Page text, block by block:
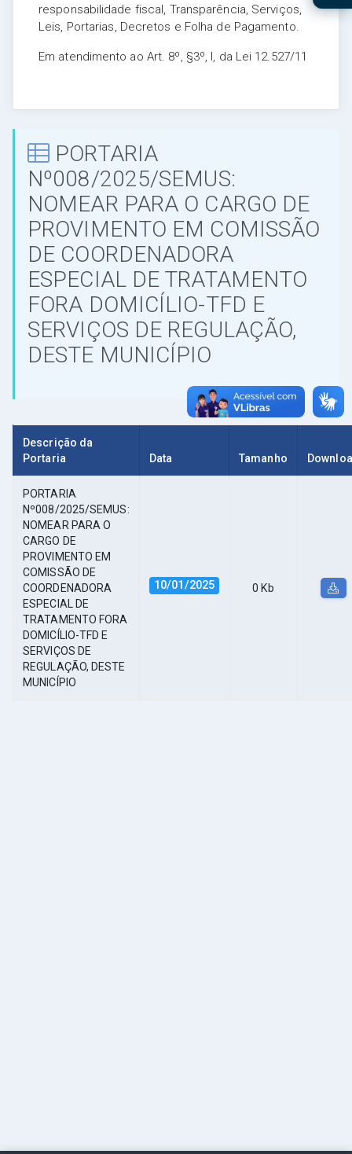
responsabilidade fiscal, Transparência, Serviços,
Leis, Portarias, Decretos e Folha de Pagamento.
Em atendimento ao Art. 8º, §3º, I, da Lei 12.527/11
PORTARIA
Nº008/2025/SEMUS:
NOMEAR PARA O CARGO DE
PROVIMENTO EM COMISSÃO
DE COORDENADORA
ESPECIAL DE TRATAMENTO
FORA DOMICÍLIO-TFD E
SERVIÇOS DE REGULAÇÃO,
DESTE MUNICÍPIO
Descrição da
Portaria
Data Tamanho
PORTARIA
Nº008/2025/SEMUS:
NOMEAR PARA O
CARGO DE
PROVIMENTO EM
COMISSÃO DE
COORDENADORA
ESPECIAL DE
TRATAMENTO FORA
DOMICÍLIO-TFD E
SERVIÇOS DE
REGULAÇÃO, DESTE
MUNICÍPIO
10/01/2025 0 Kb